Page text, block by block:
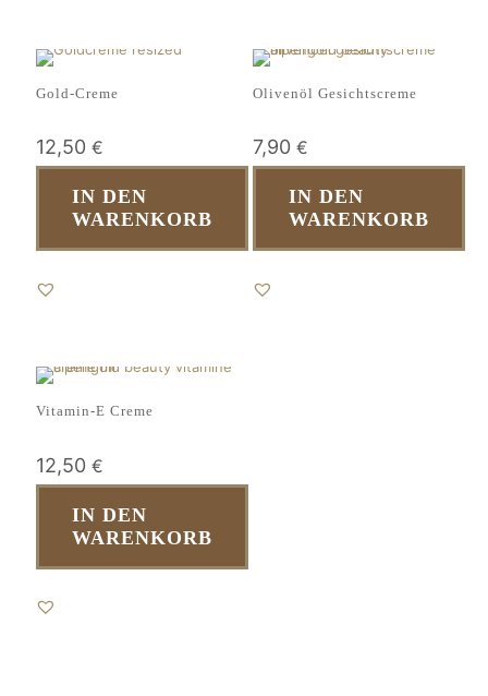
Gold-Creme
12,50 €
IN DEN
WARENKORB
Olivenöl Gesichtscreme
7,90 €
IN DEN
WARENKORB
Vitamin-E Creme
12,50 €
IN DEN
WARENKORB